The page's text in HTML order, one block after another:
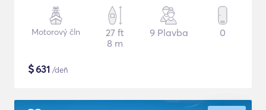
Motorový čln
27 ft
8 m
9 Plavba 0
$631 /deň